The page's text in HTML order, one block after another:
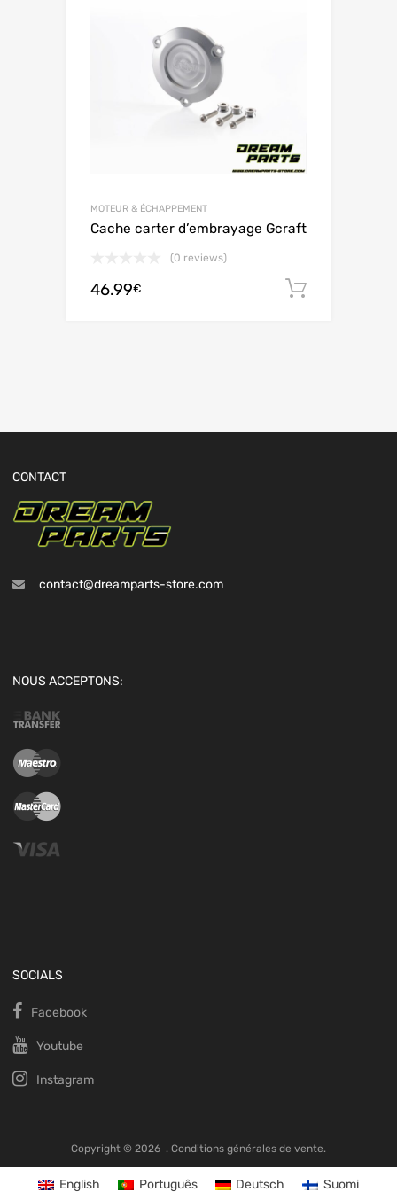
MOTEUR & ÉCHAPPEMENT
Cache carter d’embrayage Gcraft
(0 reviews)
46.99€
CONTACT
contact@dreamparts-store.com
NOUS ACCEPTONS:
SOCIALS
Facebook
Youtube
Instagram
Copyright © 2026 . Conditions générales de vente.
English Português Deutsch Suomi